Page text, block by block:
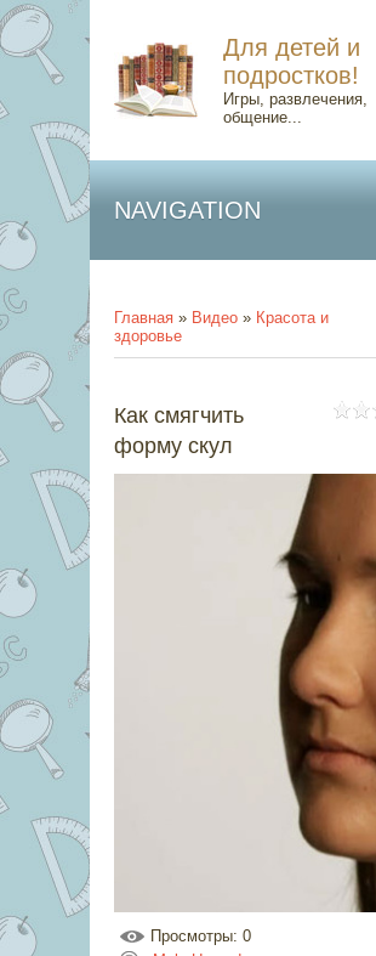
Для детей и
подростков!
Игры, развлечения,
общение...
NAVIGATION
Главная » Видео » Красота и
здоровье
Как смягчить
форму скул
Просмотры: 0